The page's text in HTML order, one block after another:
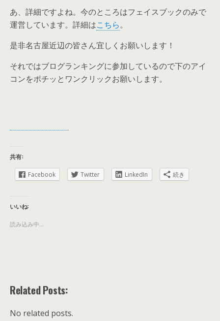
あ、詳細ですよね。今のところはフェイスブックのみで
運営しています。詳細はこちら。
是非名古屋近辺の皆さん宜しくお願いします！
それではブログランキングに参加しているので下のアイ
コンをポチッとワンクリックお願いします。
共有:
Facebook Twitter LinkedIn 続き
いいね:
読み込み中...
Related Posts:
No related posts.